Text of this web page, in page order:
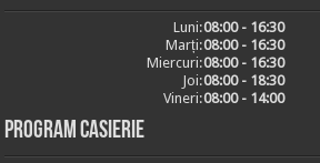
Luni:08:00 - 16:30
Marți:08:00 - 16:30
Miercuri:08:00 - 16:30
Joi:08:00 - 18:30
Vineri:08:00 - 14:00
Program casierie